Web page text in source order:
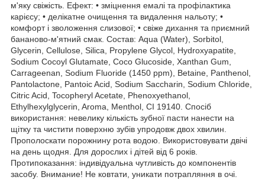
м'яку свіжість. Ефект: • зміцнення емалі та профілактика
карієсу; • делікатне очищення та видалення нальоту; •
комфорт і зволоження слизової; • свіже дихання та приємний
бананово-м'ятний смак. Состав: Aqua (Water), Sorbitol,
Glycerin, Cellulose, Silica, Propylene Glycol, Hydroxyapatite,
Sodium Cocoyl Glutamate, Coco Glucoside, Xanthan Gum,
Carrageenan, Sodium Fluoride (1450 ppm), Betaine, Panthenol,
Pantolactone, Pantoic Acid, Sodium Saccharin, Sodium Chloride,
Citric Acid, Tocopheryl Acetate, Phenoxyethanol,
Ethylhexylglycerin, Aroma, Menthol, CI 19140. Спосіб
використання: невелику кількість зубної пасти нанести на
щітку та чистити поверхню зубів упродовж двох хвилин.
Прополоскати порожнину рота водою. Використовувати двічі
на день щодня. Для дорослих і дітей від 6 років.
Протипоказання: індивідуальна чутливість до компонентів
засобу. Внимание! Не ковтати, уникати потрапляння в очі.